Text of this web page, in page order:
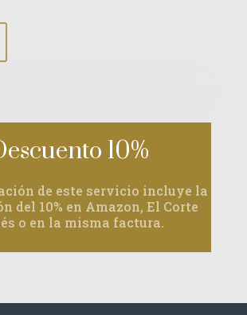
10%
de este servicio incluye la
del 10% en Amazon, El Corte
o en la misma factura.